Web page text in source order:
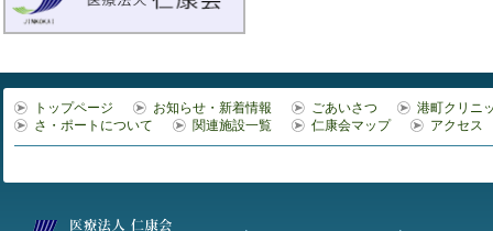
トップページ お知らせ・新着情報 ごあいさつ
港町クリニ
さ・ポートについて
関連施設一覧 仁康会マップ アクセス